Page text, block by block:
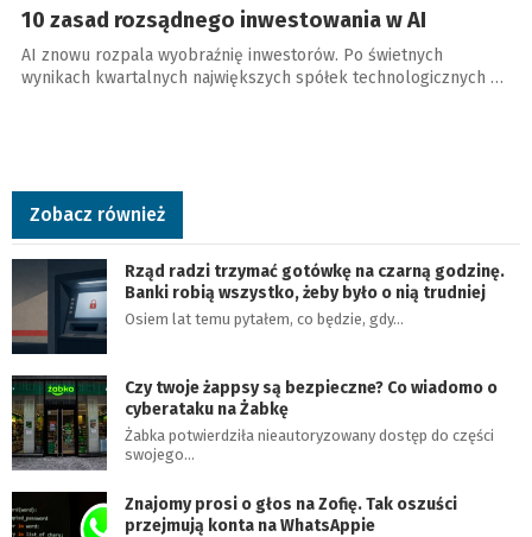
10 zasad rozsądnego inwestowania w AI
AI znowu rozpala wyobraźnię inwestorów. Po świetnych
wynikach kwartalnych największych spółek technologicznych …
Zobacz również
Rząd radzi trzymać gotówkę na czarną godzinę.
Banki robią wszystko, żeby było o nią trudniej
Osiem lat temu pytałem, co będzie, gdy…
Czy twoje żappsy są bezpieczne? Co wiadomo o
cyberataku na Żabkę
Żabka potwierdziła nieautoryzowany dostęp do części
swojego…
Znajomy prosi o głos na Zofię. Tak oszuści
przejmują konta na WhatsAppie